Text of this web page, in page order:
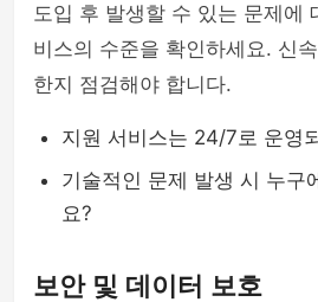
도입 후 발생할 수 있는 문제에
비스의 수준을 확인하세요. 신
한지 점검해야 합니다.
지원 서비스는 24/7로 운영
기술적인 문제 발생 시 누구
요?
보안 및 데이터 보호